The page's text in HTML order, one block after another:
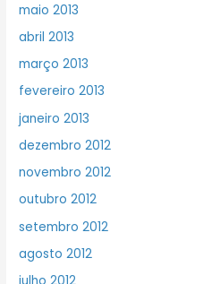
maio 2013
abril 2013
março 2013
fevereiro 2013
janeiro 2013
dezembro 2012
novembro 2012
outubro 2012
setembro 2012
agosto 2012